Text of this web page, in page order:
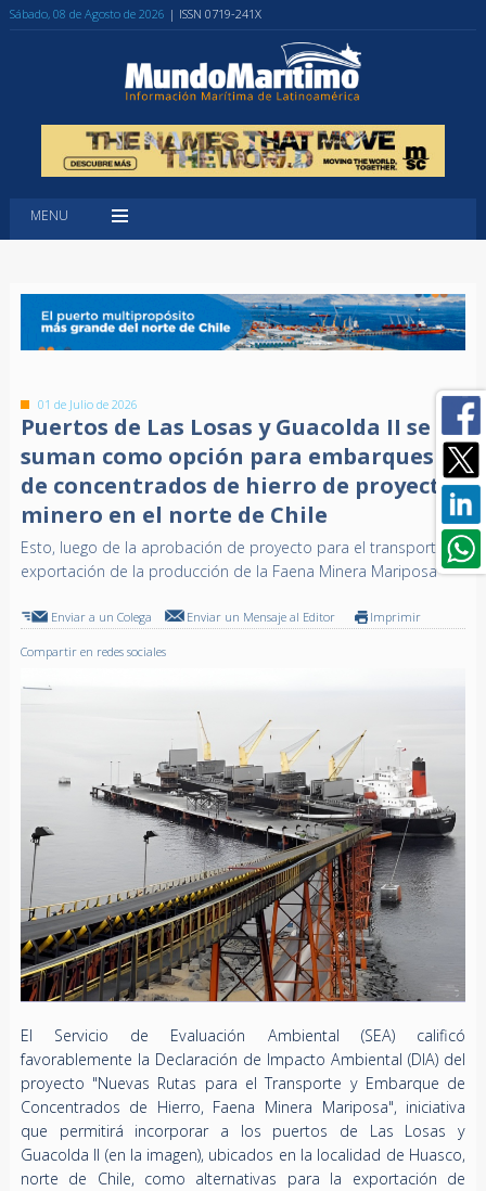
Sábado, 08 de Agosto de 2026 | ISSN 0719-241X
MENU
01 de Julio de 2026
Puertos de Las Losas y Guacolda II se
suman como opción para embarques
de concentrados de hierro de proyecto
minero en el norte de Chile
Esto, luego de la aprobación de proyecto para el transporte y
exportación de la producción de la Faena Minera Mariposa
Enviar a un Colega Enviar un Mensaje al Editor Imprimir
Compartir en redes sociales
El Servicio de Evaluación Ambiental (SEA) calificó
favorablemente la Declaración de Impacto Ambiental (DIA) del
proyecto "Nuevas Rutas para el Transporte y Embarque de
Concentrados de Hierro, Faena Minera Mariposa", iniciativa
que permitirá incorporar a los puertos de Las Losas y
Guacolda II (en la imagen), ubicados en la localidad de Huasco,
norte de Chile, como alternativas para la exportación de